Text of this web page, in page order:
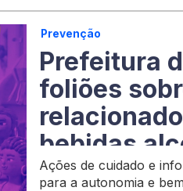
Prevenção
Prefeitura
foliões
bebidas
Ações de cuidado e
para a autonomia e